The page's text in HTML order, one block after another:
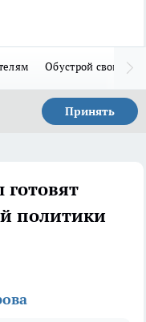
Обустрой свой дом
Принять
политики